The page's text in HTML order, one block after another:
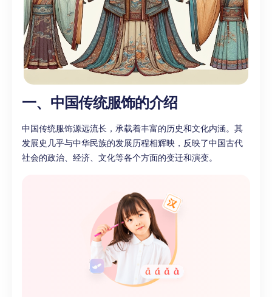
一、中国传统服饰的介绍
中国传统服饰源远流长，承载着丰富的历史和文化内涵。其
发展史几乎与中华民族的发展历程相辉映，反映了中国古代
社会的政治、经济、文化等各个方面的变迁和演变。